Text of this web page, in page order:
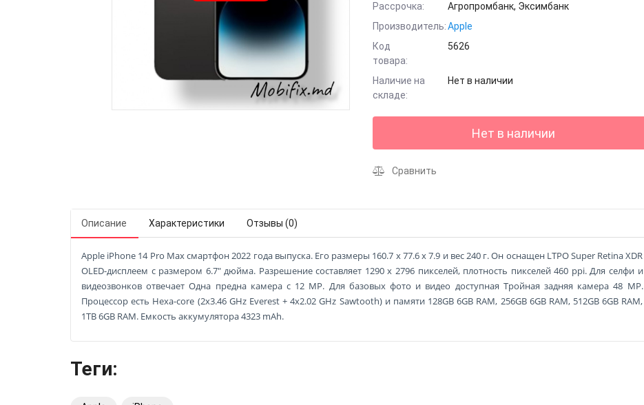
Рассрочка:
Агропромбанк, Эксимбанк
Производитель: Apple
Код
товара:
5626
Наличие на
складе:
Нет в наличии
Нет в наличии
Сравнить
Описание Характеристики Отзывы (0)
Apple iPhone 14 Pro Max смартфон 2022 года выпуска. Его размеры 160.7 x 77.6 x 7.9 и вес 240 г. Он оснащен LTPO Super Retina XDR
OLED-дисплеем с размером 6.7" дюйма. Разрешение составляет 1290 x 2796 пикселей, плотность пикселей 460 ppi. Для селфи и
видеозвонков отвечает Одна предна камера с 12 MP. Для базовых фото и видео доступная Тройная задняя камера 48 MP.
Процессор есть Hexa-core (2x3.46 GHz Everest + 4x2.02 GHz Sawtooth) и памяти 128GB 6GB RAM, 256GB 6GB RAM, 512GB 6GB RAM,
1TB 6GB RAM. Емкость аккумулятора 4323 mAh.
Теги: